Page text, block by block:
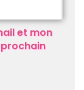
et mon